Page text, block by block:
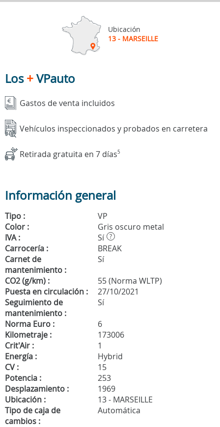
Ubicación
13 - MARSEILLE
Los+VPauto
Gastos de venta incluidos
Vehículos inspeccionados y probados en carretera
Retirada gratuita en 7 días5
Información general
Tipo :
VP
Color :
Gris oscuro metal
IVA :
Sí ?
Carrocería :
BREAK
Carnet de
mantenimiento :
Sí
CO2 (g/km) :
55 (Norma WLTP)
Puesta en circulación :
27/10/2021
Seguimiento de
mantenimiento :
Sí
Norma Euro :
6
Kilometraje :
173006
Crit'Air :
1
Energía :
Hybrid
CV :
15
Potencia :
253
Desplazamiento :
1969
Ubicación :
13 - MARSEILLE
Tipo de caja de
cambios :
Automática